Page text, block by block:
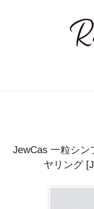
JewCas 一粒シン
ヤリング